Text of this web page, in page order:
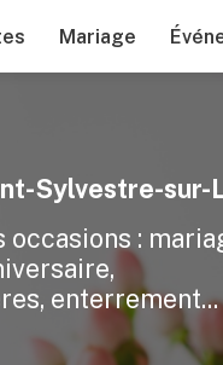
Mariage
Sylvestre-sur-
occasions :
enterrement...